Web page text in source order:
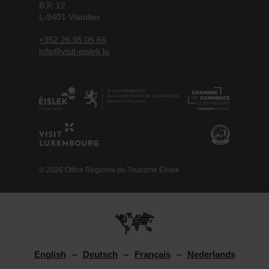
B.P. 12
L-9401 Vianden
+352 26 95 05 66
info@visit-eislek.lu
© 2026 Office Régional du Tourisme Éislek
English Deutsch Français Nederlands